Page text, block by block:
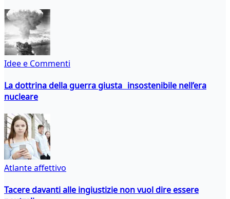
Idee e Commenti
La dottrina della guerra giusta insostenibile nell’era
nucleare
Atlante affettivo
Tacere davanti alle ingiustizie non vuol dire essere